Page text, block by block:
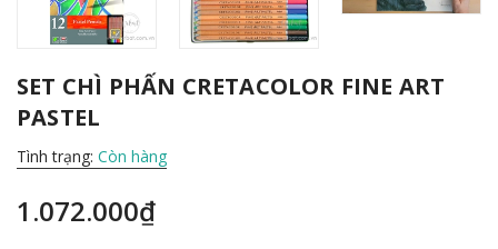
SET CHÌ PHẤN CRETACOLOR FINE ART
PASTEL
Tình trạng: Còn hàng
1.072.000₫